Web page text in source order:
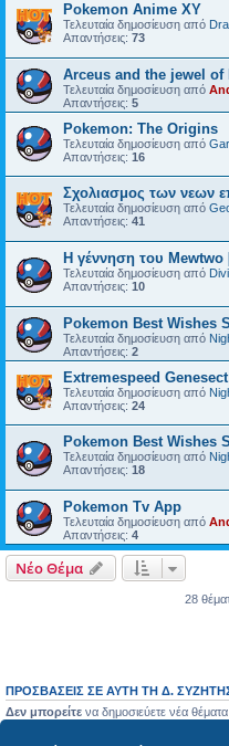
Pokemon Anime XY
Τελευταία δημοσίευση από
Απαντήσεις: 73
Arceus and the jewel of
Τελευταία δημοσίευση από
Απαντήσεις: 5
Pokemon: The Origins
Τελευταία δημοσίευση από
Απαντήσεις: 16
Σχολιασμος των νεων
Τελευταία δημοσίευση από
Απαντήσεις: 41
Η γέννηση του Mewtwo
Τελευταία δημοσίευση από
Απαντήσεις: 10
Pokemon Best Wishes
Τελευταία δημοσίευση από
Απαντήσεις: 2
Extremespeed
Τελευταία δημοσίευση από
Απαντήσεις: 24
Pokemon Best Wishes
Τελευταία δημοσίευση από
Απαντήσεις: 18
Pokemon Tv App
Τελευταία δημοσίευση από
Απαντήσεις: 4
Νέο Θέμα
28
ΠΡΟΣΒΆΣΕΙΣ ΣΕ ΑΥΤΉ ΤΗ Δ.
Δεν μπορείτε να δημοσιεύετε νέα
Δεν μπορείτε
να επεξεργάζεστε τις